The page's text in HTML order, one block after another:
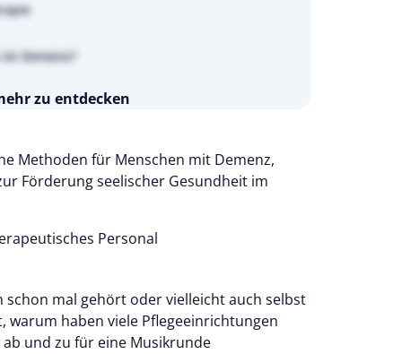
Demenz?
zu entdecken
testen
Methoden für Menschen mit Demenz,
Förderung seelischer Gesundheit im
Personal
schon mal gehört oder vielleicht auch selbst
warum haben viele Pflegeeinrichtungen
und zu für eine Musikrunde